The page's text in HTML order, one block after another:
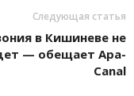
Следующая статья
в Кишиневе не
— обещает Apa-
Canal